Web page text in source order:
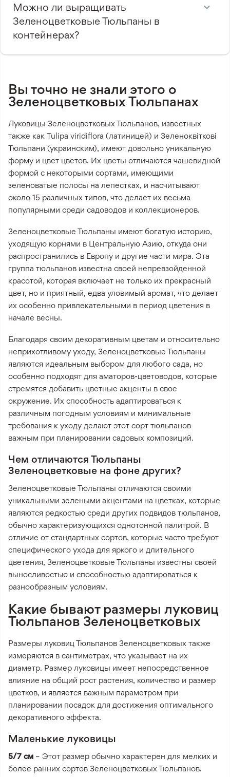
Можно ли выращивать
Зеленоцветковые Тюльпаны в
контейнерах?
Вы точно не знали этого о
Зеленоцветковых Тюльпанах
Луковицы Зеленоцветковых Тюльпанов, известных
также как Tulipa viridiflora (латиницей) и Зеленоквіткові
Тюльпани (украинским), имеют довольно уникальную
форму и цвет цветов. Их цветы отличаются чашевидной
формой с некоторыми сортами, имеющими
зеленоватые полосы на лепестках, и насчитывают
около 15 различных типов, что делает их весьма
популярными среди садоводов и коллекционеров.
Зеленоцветковые Тюльпаны имеют богатую историю,
уходящую корнями в Центральную Азию, откуда они
распространились в Европу и другие части мира. Эта
группа тюльпанов известна своей непревзойденной
красотой, которая включает не только их прекрасный
цвет, но и приятный, едва уловимый аромат, что делает
их особенно привлекательными в период цветения в
начале весны.
Благодаря своим декоративным цветам и относительно
неприхотливому уходу, Зеленоцветковые Тюльпаны
являются идеальным выбором для любого сада, но
особенно подходят для аматоров-цветоводов, которые
стремятся добавить цветные акценты в свое
окружение. Их способность адаптироваться к
различным погодным условиям и минимальные
требования к уходу делают этот сорт тюльпанов
важным при планировании садовых композиций.
Чем отличаются Тюльпаны
Зеленоцветковые на фоне других?
Зеленоцветковые Тюльпаны отличаются своими
уникальными зелеными акцентами на цветках, которые
являются редкостью среди других подвидов тюльпанов,
обычно характеризующихся однотонной палитрой. В
отличие от стандартных сортов, которые часто требуют
специфического ухода для яркого и длительного
цветения, Зеленоцветковые Тюльпаны известны своей
выносливостью и способностью адаптироваться к
разнообразным условиям.
Какие бывают размеры луковиц
Тюльпанов Зеленоцветковых
Размеры луковиц Тюльпанов Зеленоцветковых также
измеряются в сантиметрах, что указывает на их
диаметр. Размер луковицы имеет непосредственное
влияние на общий рост растения, количество и размер
цветков, и является важным параметром при
планировании посадок для достижения оптимального
декоративного эффекта.
Маленькие луковицы
5/7 см – Этот размер обычно характерен для мелких и
более ранних сортов Зеленоцветковых Тюльпанов.